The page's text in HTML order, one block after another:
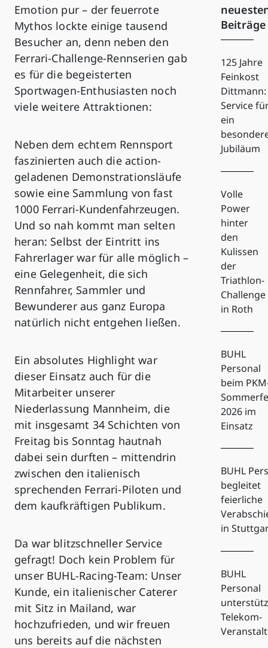
Emotion pur – der feuerrote
Mythos lockte einige tausend
Besucher an, denn neben den
Ferrari-Challenge-Rennserien gab
es für die begeisterten
Sportwagen-Enthusiasten noch
viele weitere Attraktionen:
Neben dem echtem Rennsport
faszinierten auch die action-
geladenen Demonstrationsläufe
sowie eine Sammlung von fast
1000 Ferrari-Kundenfahrzeugen.
Und so nah kommt man selten
heran: Selbst der Eintritt ins
Fahrerlager war für alle möglich –
eine Gelegenheit, die sich
Rennfahrer, Sammler und
Bewunderer aus ganz Europa
natürlich nicht entgehen ließen.
Ein absolutes Highlight war
dieser Einsatz auch für die
Mitarbeiter unserer
Niederlassung Mannheim, die
mit insgesamt 34 Schichten von
Freitag bis Sonntag hautnah
dabei sein durften – mittendrin
zwischen den italienisch
sprechenden Ferrari-Piloten und
dem kaufkräftigen Publikum.
Da war blitzschneller Service
gefragt! Doch kein Problem für
unser BUHL-Racing-Team: Unser
Kunde, ein italienischer Caterer
mit Sitz in Mailand, war
hochzufrieden, und wir freuen
uns bereits auf die nächsten
Beiträge
125 Jahre
Feinkost
Dittmann:
Service
ein
Jubiläum
Volle
Power
hinter
den
Kulissen
der
Triathlon-
Challenge
in Roth
BUHL
Personal
beim
2026 im
Einsatz
BUHL
begleitet
feierliche
in
BUHL
Personal
Telekom-